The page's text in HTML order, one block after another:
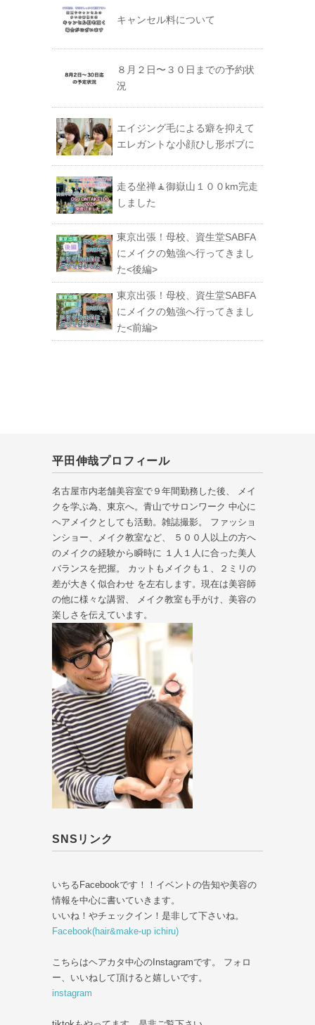
キャンセル料について
８月２日〜３０日までの予約状
況
エイジング毛による癖を抑えて
エレガントな小顔ひし形ボブに
走る坐禅🧘御嶽山１００km完走
しました
東京出張！母校、資生堂SABFA
にメイクの勉強へ行ってきまし
た<後編>
東京出張！母校、資生堂SABFA
にメイクの勉強へ行ってきまし
た<前編>
平田伸哉プロフィール
名古屋市内老舗美容室で９年間勤務した後、 メイ
クを学ぶ為、東京へ。青山でサロンワーク 中心に
ヘアメイクとしても活動。雑誌撮影。 ファッショ
ンショー、メイク教室など、 ５００人以上の方へ
のメイクの経験から瞬時に １人１人に合った美人
バランスを把握。 カットもメイクも１、２ミリの
差が大きく似合わせ を左右します。現在は美容師
の他に様々な講習、 メイク教室も手がけ、美容の
楽しさを伝えています。
SNSリンク
いちるFacebookです！！イベントの告知や美容の
情報を中心に書いていきます。
いいね！やチェックイン！是非して下さいね。
Facebook(hair&make-up ichiru)
こちらはヘアカタ中心のInstagramです。 フォロ
ー、いいねして頂けると嬉しいです。
instagram